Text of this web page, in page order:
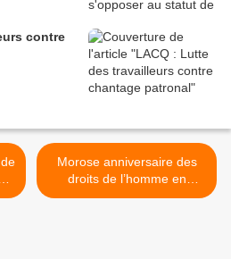
contre
:
Morose anniversaire des
droits de l’homme en
France >